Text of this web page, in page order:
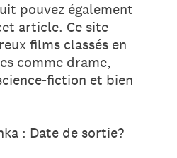
pouvez également
article. Ce site
films classés en
comme drame,
fiction et bien
: Date de sortie?